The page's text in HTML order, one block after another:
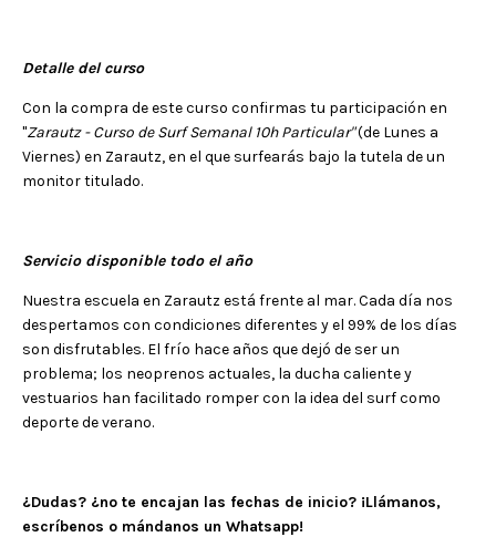
Detalle del curso
Con la compra de este curso confirmas tu participación en
"Zarautz - Curso de Surf Semanal 10h Particular"(de Lunes a
Viernes) en Zarautz, en el que surfearás bajo la tutela de un
monitor titulado.
Servicio disponible todo el año
Nuestra escuela en Zarautz está frente al mar. Cada día nos
despertamos con condiciones diferentes y el 99% de los días
son disfrutables. El frío hace años que dejó de ser un
problema; los neoprenos actuales, la ducha caliente y
vestuarios han facilitado romper con la idea del surf como
deporte de verano.
¿Dudas? ¿no te encajan las fechas de inicio? ¡Llámanos,
escríbenos o mándanos un Whatsapp!